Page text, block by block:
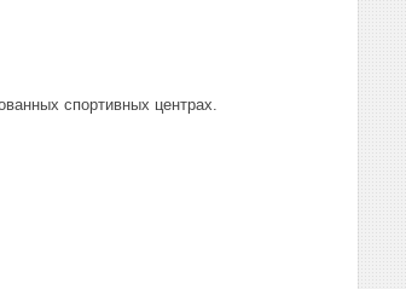
спортивных центрах.